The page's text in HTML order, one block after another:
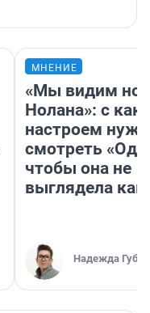
МНЕНИЕ
«Мы видим
Нолана»: с
настроем
смотреть
чтобы она не
выглядела как
Надежда